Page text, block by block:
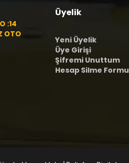
:14
OTO
Üyelik
Yeni Üyelik
Üye Girişi
Şifremi Unuttum
Hesap Silme Formu